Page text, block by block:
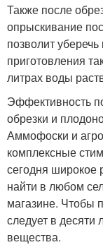
Также после
опрыскивание
позволит
приготовления
литрах воды
Эффективность
обрезки и
Аммофоски и
комплексные
сегодня широкое
найти в любом
магазине. Чтобы
следует в десяти
вещества.